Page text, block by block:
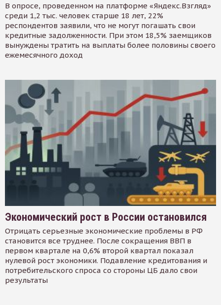
В опросе, проведенном на платформе «Яндекс.Взгляд»
среди 1,2 тыс. человек старше 18 лет, 22%
респондентов заявили, что не могут погашать свои
кредитные задолженности. При этом 18,5% заемщиков
вынуждены тратить на выплаты более половины своего
ежемесячного доход
Экономический рост в России остановился
Отрицать серьезные экономические проблемы в РФ
становится все труднее. После сокращения ВВП в
первом квартале на 0,6% второй квартал показал
нулевой рост экономики. Подавление кредитования и
потребительского спроса со стороны ЦБ дало свои
результаты